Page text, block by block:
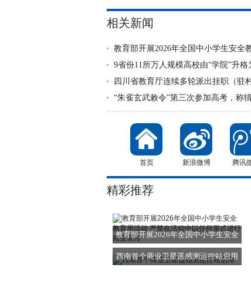
相关新闻
教育部开展2026年全国中小学生安全
9省份11所万人规模高校由“学院”升格
四川省教育厅连续多轮派出挂职（驻
“朱雀玄武敕令”第三次参加高考，称
首页 新浪微博 腾讯
精彩推荐
教育部开展2026年全国中小学生安全
教育
西南首个商业卫星遥感测运控站启用